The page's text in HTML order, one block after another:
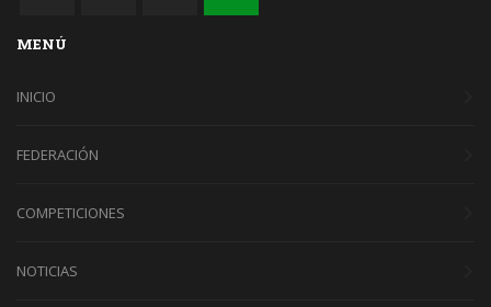
MENÚ
INICIO
FEDERACIÓN
COMPETICIONES
NOTICIAS